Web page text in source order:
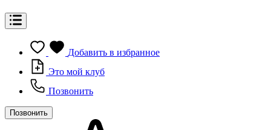
Добавить в избранное
Это мой клуб
Позвонить
Позвонить